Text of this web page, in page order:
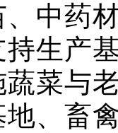
、中药
生产
菜与
、畜